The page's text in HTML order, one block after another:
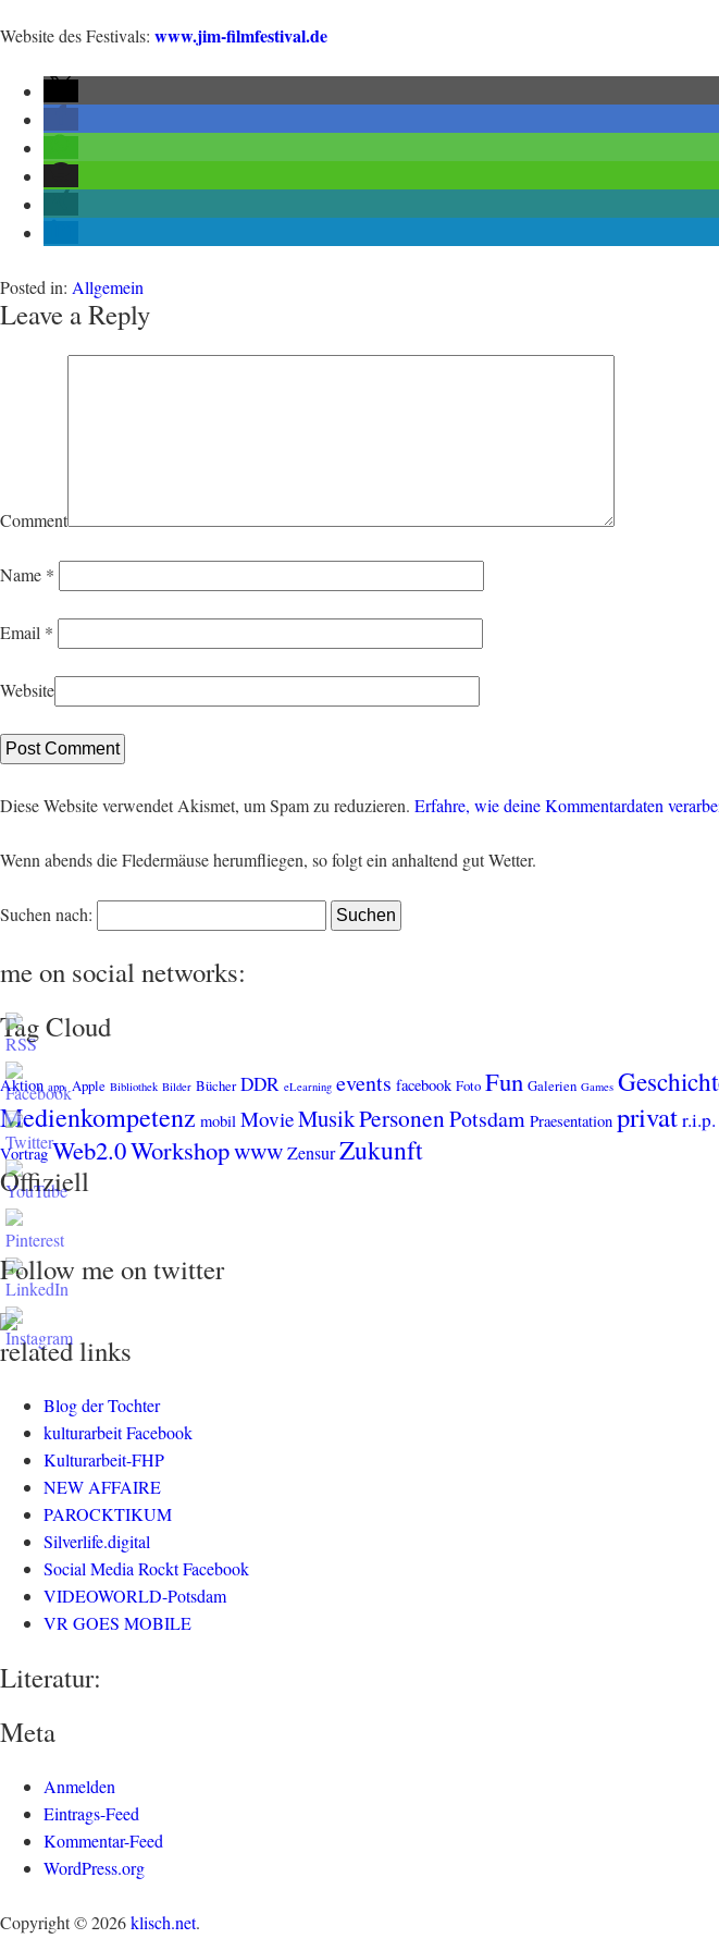
Website des Festivals: www.jim-filmfestival.de
Posted in: Allgemein
Leave a Reply
Comment
Name *
Email *
Website
Diese Website verwendet Akismet, um Spam zu reduzieren. Erfahre, wie deine Kommentardaten
Wenn abends die Fledermäuse herumfliegen, so folgt ein anhaltend gut Wetter.
Suchen nach:
me on social networks:
Tag Cloud
Aktion app. Apple Bibliothek Bilder Bücher DDR eLearning events facebook Foto Fun Galerien Games
Medienkompetenz mobil MovieMusikPersonenPotsdam Praesentation privatr.i.p.
Vortrag Web2.0WorkshopwwwZensurZukunft
Offiziell
Follow me on twitter
related links
Blog der Tochter
kulturarbeit Facebook
Kulturarbeit-FHP
NEW AFFAIRE
PAROCKTIKUM
Silverlife.digital
Social Media Rockt Facebook
VIDEOWORLD-Potsdam
VR GOES MOBILE
Literatur:
Meta
Anmelden
Eintrags-Feed
Kommentar-Feed
WordPress.org
Copyright © 2026klisch.net.